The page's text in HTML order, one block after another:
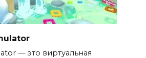
— это виртуальная